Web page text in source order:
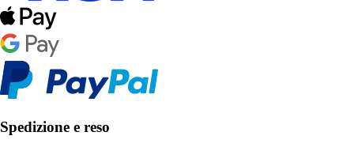
Spedizione e reso